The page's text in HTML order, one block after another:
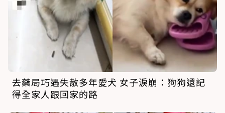
去藥局巧遇失散多年愛犬 女子淚崩：狗狗還記
得全家人跟回家的路